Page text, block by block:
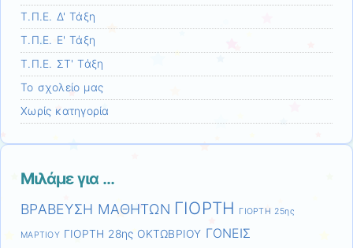
Τ.Π.Ε. Δ' Τάξη
Τ.Π.Ε. Ε' Τάξη
Τ.Π.Ε. ΣΤ' Τάξη
Το σχολείο μας
Χωρίς κατηγορία
Μιλάμε για …
ΒΡΑΒΕΥΣΗ ΜΑΘΗΤΩΝ ΓΙΟΡΤΗ ΓΙΟΡΤΗ 25ης
ΜΑΡΤΙΟΥ ΓΙΟΡΤΗ 28ης ΟΚΤΩΒΡΙΟΥ ΓΟΝΕΙΣ